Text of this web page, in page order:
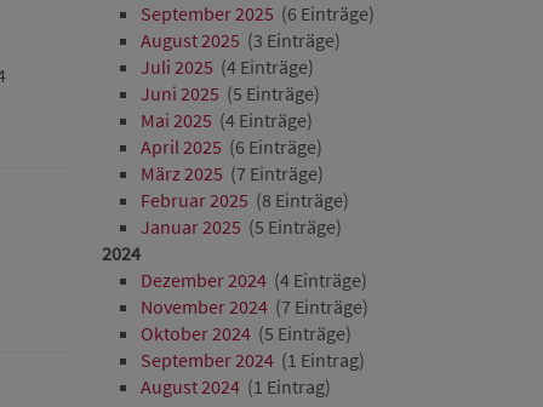
September 2025 (6 Einträge)
August 2025 (3 Einträge)
Juli 2025 (4 Einträge)
Juni 2025 (5 Einträge)
Mai 2025 (4 Einträge)
April 2025 (6 Einträge)
März 2025 (7 Einträge)
Februar 2025 (8 Einträge)
Januar 2025 (5 Einträge)
2024
Dezember 2024(4 Einträge)
November 2024(7 Einträge)
Oktober 2024(5 Einträge)
September 2024(1 Eintrag)
August 2024(1 Eintrag)